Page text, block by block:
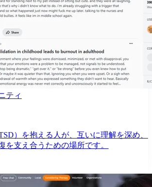
ティ
）を抱える人が、互いに理解を深め、
を支え合うための場所です。